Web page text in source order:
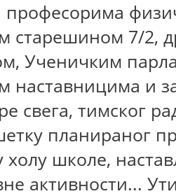
професорима
старешином 7/2,
Ученичким
наставницима и
свега, тимског
планираног
холу школе,
активности...